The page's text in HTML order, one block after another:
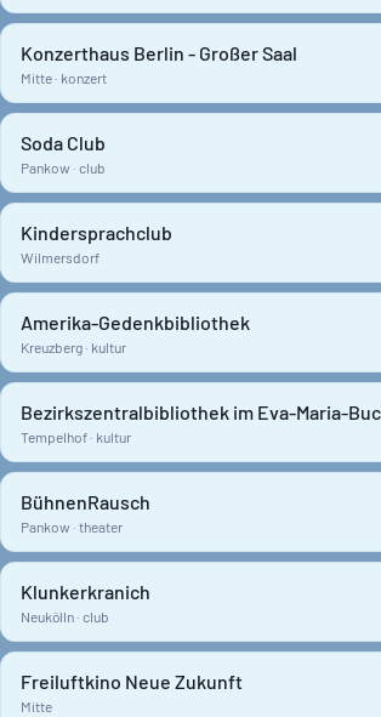
Konzerthaus Berlin - Großer Saal
Mitte · konzert
Soda Club
Pankow · club
Kindersprachclub
Wilmersdorf
Amerika-Gedenkbibliothek
Kreuzberg · kultur
Bezirkszentralbibliothek im Eva-Maria-
Tempelhof · kultur
BühnenRausch
Pankow · theater
Klunkerkranich
Neukölln · club
Freiluftkino Neue Zukunft
Mitte